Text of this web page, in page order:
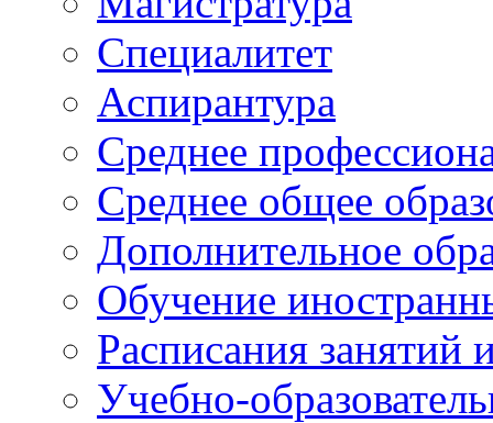
Специалитет
Аспирантура
Среднее
Среднее общее
Дополнительное
Обучение
Расписания занятий
Учебно-